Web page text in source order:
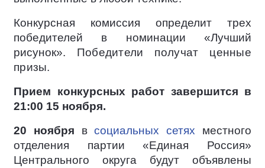
Конкурсная комиссия определит трех
победителей в номинации «Лучший
рисунок». Победители получат ценные
призы.
Прием конкурсных работ завершится в
21:00 15 ноября.
20 ноября всоциальных сетях местного
отделения партии «Единая Россия»
Центрального округа будут объявлены